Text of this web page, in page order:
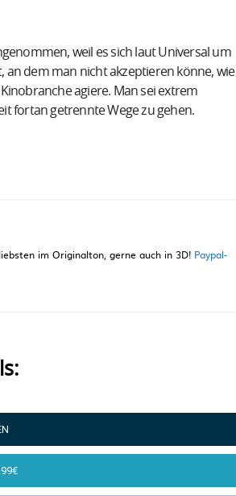
weil es sich laut Universal um
an dem man nicht akzeptieren könne, wie
agiere. Man sei extrem
fortan getrennte Wege zu gehen.
im Originalton, gerne auch in 3D! Paypal-